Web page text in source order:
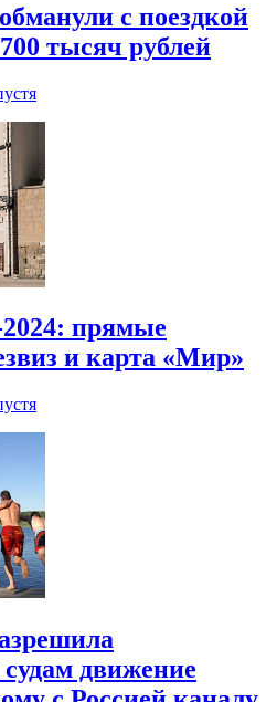
с поездкой
тысяч рублей
прямые
и карта «Мир»
движение